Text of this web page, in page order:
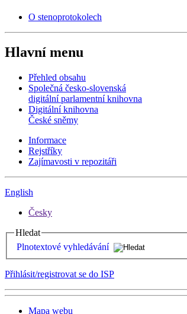
O stenoprotokolech
Hlavní menu
Přehled obsahu
Společná česko-slovenská
digitální parlamentní knihovna
Digitální knihovna
České sněmy
Informace
Rejstříky
Zajímavosti v repozitáři
English
Česky
Hledat
Plnotextové vyhledávání
Přihlásit/registrovat se do ISP
Mapa webu